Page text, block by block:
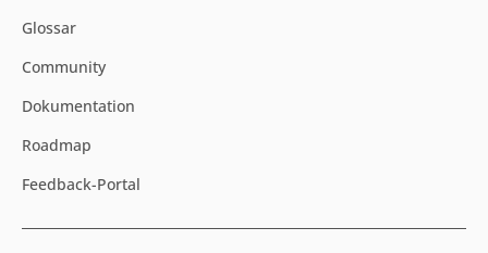
Glossar
Community
Dokumentation
Roadmap
Feedback-Portal